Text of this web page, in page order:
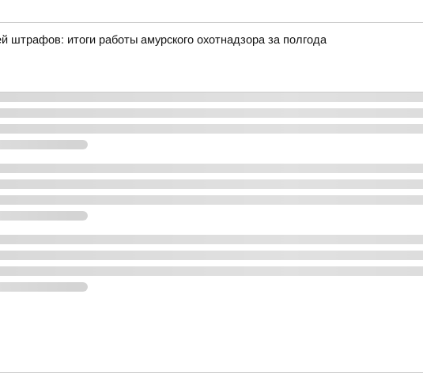
штрафов: итоги работы амурского охотнадзора за полгода